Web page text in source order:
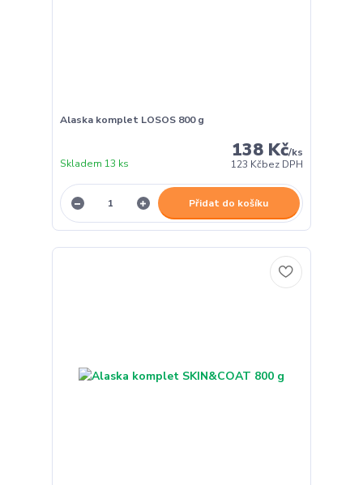
Alaska komplet LOSOS 800 g
138 Kč/ks
123 Kčbez DPH
Skladem 13 ks
Přidat do košíku